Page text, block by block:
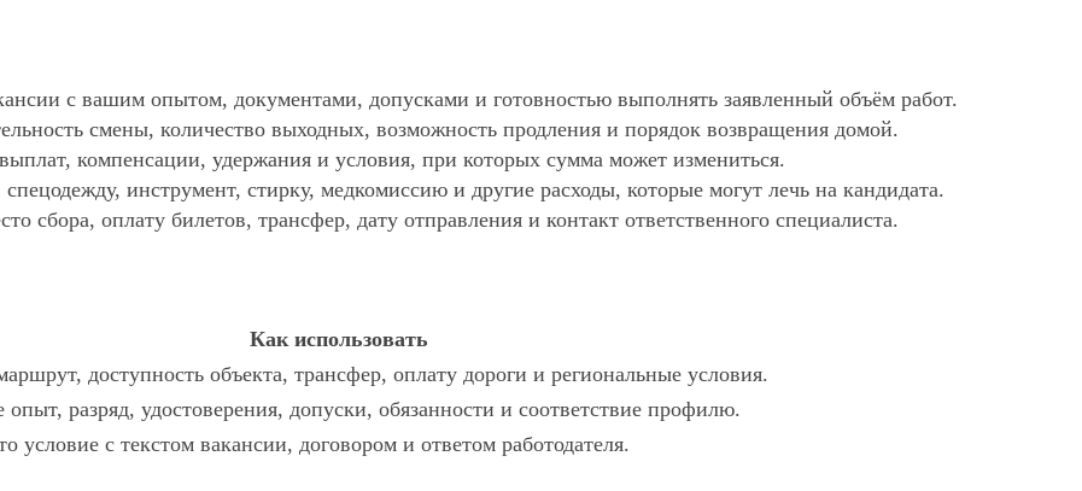
с вашим опытом, документами, допусками и готовностью выполнять заявленный объём работ.
смены, количество выходных, возможность продления и порядок возвращения домой.
компенсации, удержания и условия, при которых сумма может измениться.
инструмент, стирку, медкомиссию и другие расходы, которые могут лечь на кандидата.
сбора, оплату билетов, трансфер, дату отправления и контакт ответственного специалиста.
Как использовать
доступность объекта, трансфер, оплату дороги и региональные условия.
опыт, разряд, удостоверения, допуски, обязанности и соответствие профилю.
условие с текстом вакансии, договором и ответом работодателя.